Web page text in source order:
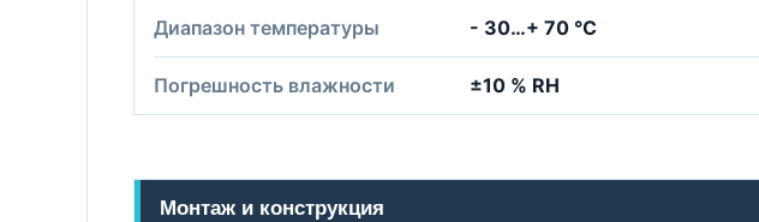
Диапазон температуры - 30…+ 70 °C
Погрешность влажности ±10 % RH
Монтаж и конструкция